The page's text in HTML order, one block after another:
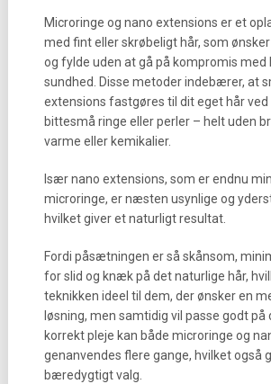
Microringe og nano extensions er et
med fint eller skrøbeligt hår, som
og fylde uden at gå på kompromis med
sundhed. Disse metoder indebærer, at
extensions fastgøres til dit eget hår
bittesmå ringe eller perler – helt uden
varme eller kemikalier.
Især nano extensions, som er endnu
microringe, er næsten usynlige og
hvilket giver et naturligt resultat.
Fordi påsætningen er så skånsom,
for slid og knæk på det naturlige hår,
teknikken ideel til dem, der ønsker en
løsning, men samtidig vil passe godt på
korrekt pleje kan både microringe og
genanvendes flere gange, hvilket også
bæredygtigt valg.